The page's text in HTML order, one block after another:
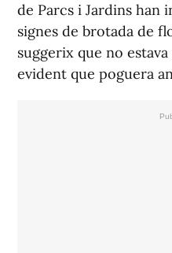
de Parcs i Jardins han
signes de brotada de
suggerix que no
evident que poguera